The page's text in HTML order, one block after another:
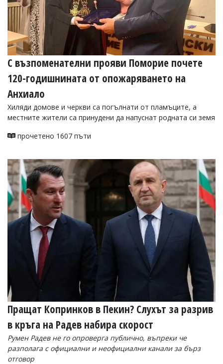
С възпоменателни прояви Поморие почете
120-годишнината от опожаряването на
Анхиало
Хиляди домове и черкви са погълнати от пламъците, а
местните жители са принудени да напуснат родната си земя
прочетено 1607 пъти
Пращат Копринков в Пекин? Слухът за разрив
в кръга на Радев набира скорост
Румен Радев не го опроверга публично, въпреки че
разполага с официални и неофициални канали за бърз
отговор